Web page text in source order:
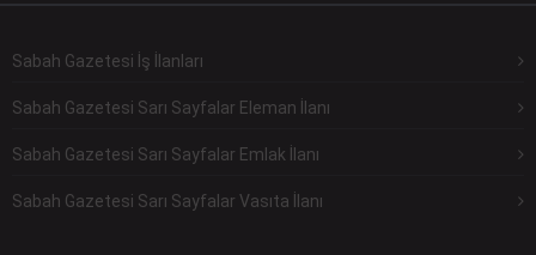
Sabah Gazetesi İş İlanları
Sabah Gazetesi Sarı Sayfalar Eleman İlanı
Sabah Gazetesi Sarı Sayfalar Emlak İlanı
Sabah Gazetesi Sarı Sayfalar Vasıta İlanı